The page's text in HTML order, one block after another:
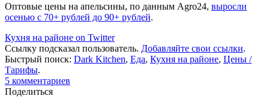
Оптовые цены на апельсины, по данным Agro24, выросли
осенью с 70+ рублей до 90+ рублей.
Кухня на районе on Twitter
Ссылку подсказал пользователь. Добавляйте свои ссылки.
Быстрый поиск: Dark Kitchen, Еда, Кухня на районе, Цены /
Тарифы.
5 комментариев
Поделиться